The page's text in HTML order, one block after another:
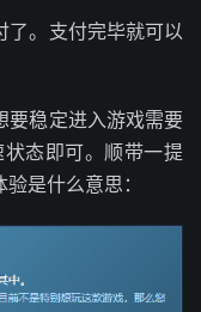
了。支付完毕就可以
要稳定进入游戏需要
态即可。顺带一提
是什么意思：